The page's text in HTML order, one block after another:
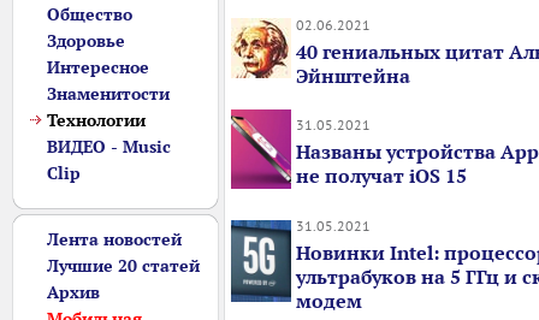
Общество
Здоровье
Интересное
Знаменитости
Технологии
ВИДЕО - Music
Clip
Лента новостей
Лучшие 20 статей
Архив
02.06.2021
40 гениальных цитат
Эйнштейна
31.05.2021
Названы устройства
не получат iOS 15
31.05.2021
Новинки Intel:
ультрабуков на 5 ГГц и
модем